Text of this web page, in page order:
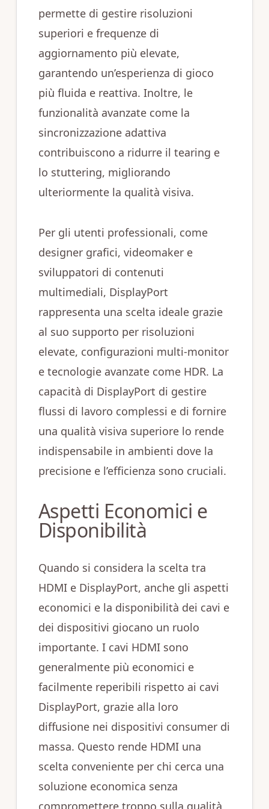
permette di gestire risoluzioni
superiori e frequenze di
aggiornamento più elevate,
garantendo un’esperienza di gioco
più fluida e reattiva. Inoltre, le
funzionalità avanzate come la
sincronizzazione adattiva
contribuiscono a ridurre il tearing e
lo stuttering, migliorando
ulteriormente la qualità visiva.
Per gli utenti professionali, come
designer grafici, videomaker e
sviluppatori di contenuti
multimediali, DisplayPort
rappresenta una scelta ideale grazie
al suo supporto per risoluzioni
elevate, configurazioni multi-monitor
e tecnologie avanzate come HDR. La
capacità di DisplayPort di gestire
flussi di lavoro complessi e di fornire
una qualità visiva superiore lo rende
indispensabile in ambienti dove la
precisione e l’efficienza sono cruciali.
Aspetti Economici e
Disponibilità
Quando si considera la scelta tra
HDMI e DisplayPort, anche gli aspetti
economici e la disponibilità dei cavi e
dei dispositivi giocano un ruolo
importante. I cavi HDMI sono
generalmente più economici e
facilmente reperibili rispetto ai cavi
DisplayPort, grazie alla loro
diffusione nei dispositivi consumer di
massa. Questo rende HDMI una
scelta conveniente per chi cerca una
soluzione economica senza
compromettere troppo sulla qualità,